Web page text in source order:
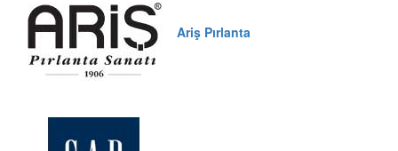
Ariş Pırlanta